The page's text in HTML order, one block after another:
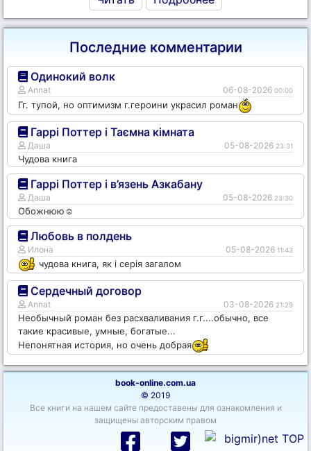
Последние комментарии
Одинокий волк
Annat 06-08-2026 00:00
Гг. тупой, но оптимизм г.героини украсил роман
Гаррі Поттер і Таємна кімната
Даша 05-08-2026 23:31
Чудова книга
Гаррі Поттер і в’язень Азкабану
Даша 05-08-2026 23:30
Обожнюю☺️
Любовь в полдень
Илона 05-08-2026 11:43
чудова книга, як і серія загалом
Сердечный договор
Annat 03-08-2026 21:29
Необычный роман без расхваливания г.г....обычно, все
такие красивые, умные, богатые...
Непонятная история, но очень добрая
book-online.com.ua
© 2019
Все книги на нашем сайте предоставены для ознакомления и
защищены авторским правом